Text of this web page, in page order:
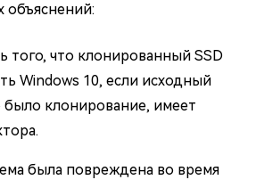
объяснений:
того, что клонированный SSD
Windows 10, если исходный
было клонирование, имеет
была повреждена во время